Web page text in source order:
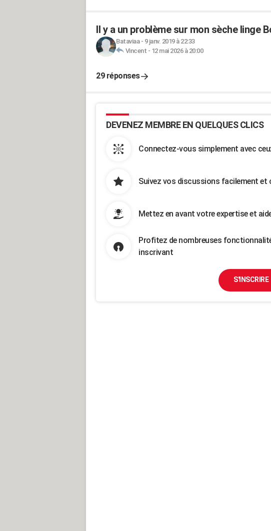
Il y a un problème sur mon sèche linge
Bataviaa- 9 janv. 2019 à 22:33
Vincent - 12 mai 2026 à 20:00
29 réponses
DEVENEZ MEMBRE EN QUELQUES CLICS
Connectez-vous simplement avec
Suivez vos discussions facilement et
Mettez en avant votre expertise et
Profitez de nombreuses
inscrivant
S'INSCRIRE